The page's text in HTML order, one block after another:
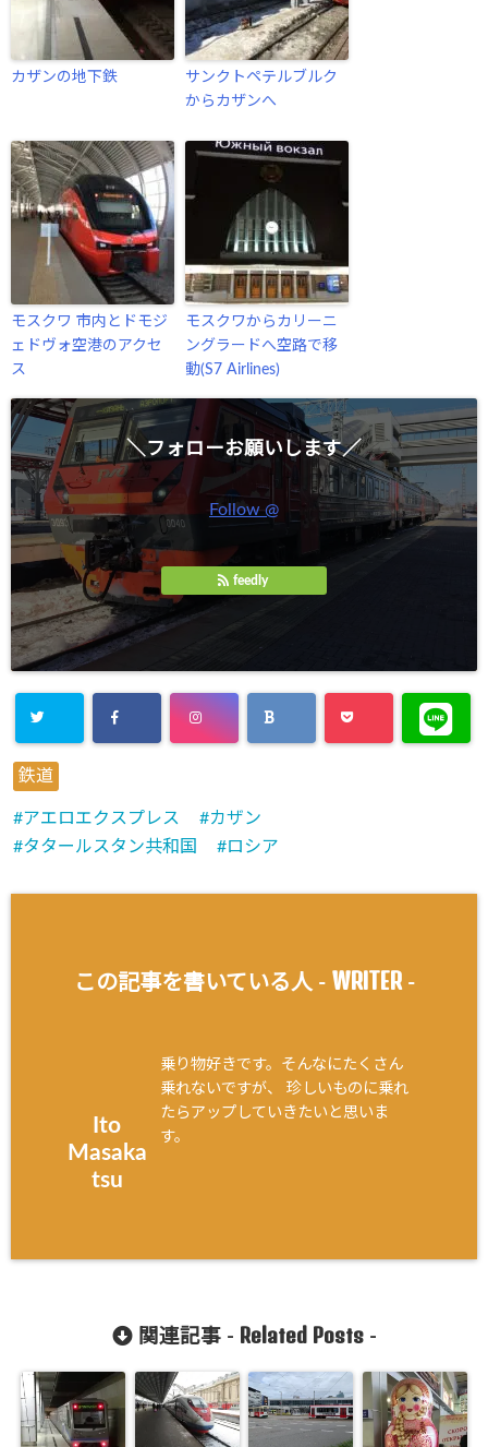
カザンの地下鉄
サンクトペテルブルク
からカザンへ
モスクワ 市内とドモジ
ェドヴォ空港のアクセ
ス
モスクワからカリーニ
ングラードへ空路で移
動(S7 Airlines)
＼フォローお願いします／
Follow @
feedly
鉄道
アエロエクスプレス
カザン
タタールスタン共和国
ロシア
この記事を書いている人 - WRITER-
Ito
Masaka
tsu
乗り物好きです。そんなにたくさん
乗れないですが、 珍しいものに乗れ
たらアップしていきたいと思いま
す。
関連記事 - Related Posts-